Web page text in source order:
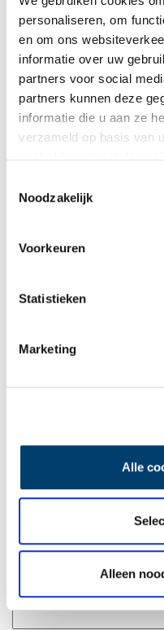
personaliseren, om
en om ons
informatie over uw
partners voor social
partners kunnen deze
informatie die u aan ze
verzameld op basis van
Noodzakelijk
Voorkeuren
Statistieken
Marketing
Alle
Alleen
Bij inschrijving gaat u
Aanvullingen
Vul deze informatie aan of
Rob Loos
schreef:
Ik wil graag het stadhuis
Zijn er rondleidingen in
Bartmans
Die vraag kunt u beter
Vereiste velden zijn
gepubliceerd.